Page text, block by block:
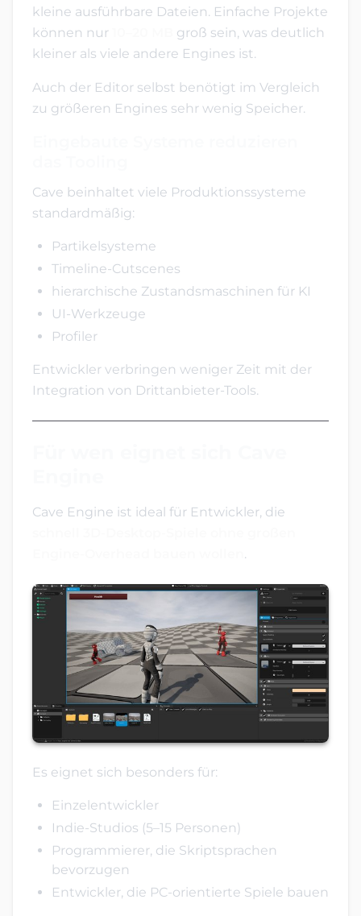
kleine ausführbare Dateien. Einfache Projekte
können nur
groß sein, was deutlich
kleiner als viele andere Engines ist.
Auch der Editor selbst benötigt im Vergleich
zu größeren Engines sehr wenig Speicher.
Cave beinhaltet viele Produktionssysteme
standardmäßig:
Partikelsysteme
Timeline-Cutscenes
hierarchische Zustandsmaschinen für KI
UI-Werkzeuge
Profiler
Entwickler verbringen weniger Zeit mit der
Integration von Drittanbieter-Tools.
Cave Engine ist ideal für Entwickler, die
.
Es eignet sich besonders für:
Einzelentwickler
Indie-Studios (5–15 Personen)
Programmierer, die Skriptsprachen
bevorzugen
Entwickler, die PC-orientierte Spiele bauen